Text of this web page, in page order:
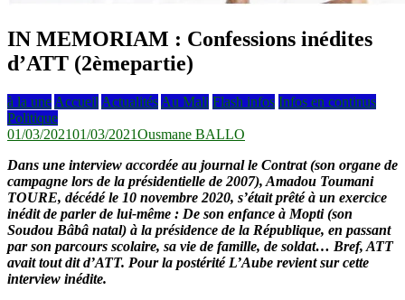
IN MEMORIAM : Confessions inédites
d’ATT (2èmepartie)
à la une Accueil Actualités Au Mali Flash infos Infos en continus
Politique
01/03/202101/03/2021Ousmane BALLO
Dans une interview accordée au journal le Contrat (son organe de
campagne lors de la présidentielle de 2007), Amadou Toumani
TOURE, décédé le 10 novembre 2020, s’était prêté à un exercice
inédit de parler de lui-même : De son enfance à Mopti (son
Soudou Bâbâ natal) à la présidence de la République, en passant
par son parcours scolaire, sa vie de famille, de soldat… Bref, ATT
avait tout dit d’ATT. Pour la postérité L’Aube revient sur cette
interview inédite.